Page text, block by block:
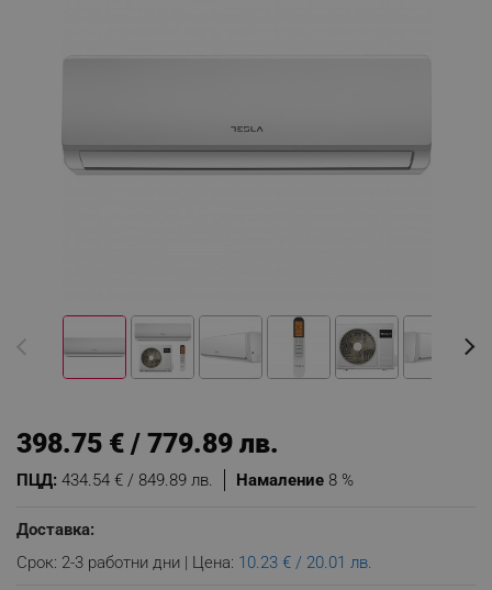
Намаление 8 %
ПЦД: 434.54 € / 849.89 лв.
398.75 € / 779.89 лв.
Доставка:
Срок: 2-3 работни дни | Цена: 10.23 € / 20.01 лв.